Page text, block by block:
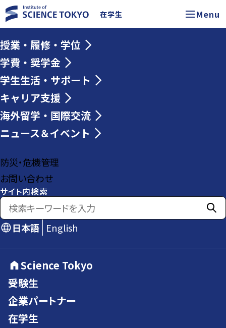
在学生 Menu
授業・履修・学位
学費・奨学金
学生生活・サポート
キャリア支援
海外留学・国際交流
ニュース＆イベント
防災・危機管理
お問い合わせ
サイト内検索
日本語 English
Science Tokyo
受験生
企業パートナー
在学生